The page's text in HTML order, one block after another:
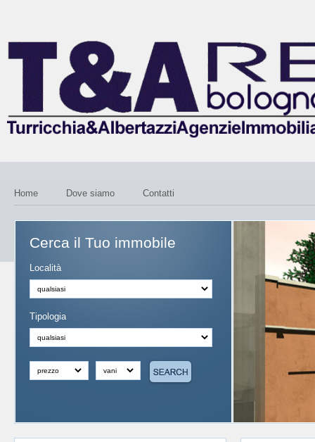
Home Dove siamo Contatti
Cerca il Tuo immobile
Località
Tipologia